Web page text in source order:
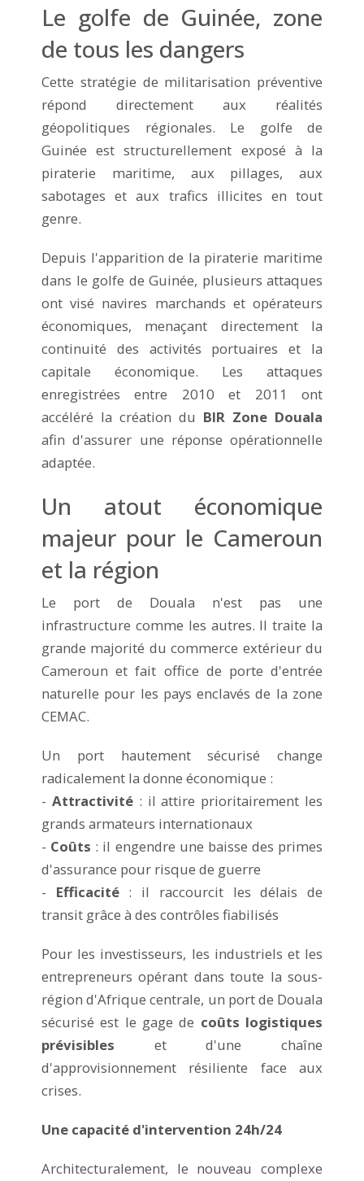
Le golfe de Guinée, zone
de tous les dangers
Cette stratégie de militarisation préventive
répond directement aux réalités
géopolitiques régionales. Le golfe de
Guinée est structurellement exposé à la
piraterie maritime, aux pillages, aux
sabotages et aux trafics illicites en tout
genre.
Depuis l'apparition de la piraterie maritime
dans le golfe de Guinée, plusieurs attaques
ont visé navires marchands et opérateurs
économiques, menaçant directement la
continuité des activités portuaires et la
capitale économique. Les attaques
enregistrées entre 2010 et 2011 ont
accéléré la création du BIR Zone Douala
afin d'assurer une réponse opérationnelle
adaptée.
Un atout économique
majeur pour le Cameroun
et la région
Le port de Douala n'est pas une
infrastructure comme les autres. Il traite la
grande majorité du commerce extérieur du
Cameroun et fait office de porte d'entrée
naturelle pour les pays enclavés de la zone
CEMAC.
Un port hautement sécurisé change
radicalement la donne économique :
- Attractivité: il attire prioritairement les
grands armateurs internationaux
- Coûts : il engendre une baisse des primes
d'assurance pour risque de guerre
- Efficacité: il raccourcit les délais de
transit grâce à des contrôles fiabilisés
Pour les investisseurs, les industriels et les
entrepreneurs opérant dans toute la sous-
région d'Afrique centrale, un port de Douala
sécurisé est le gage de coûts logistiques
prévisibles et d'une chaîne
d'approvisionnement résiliente face aux
crises.
Une capacité d'intervention 24h/24
Architecturalement, le nouveau complexe